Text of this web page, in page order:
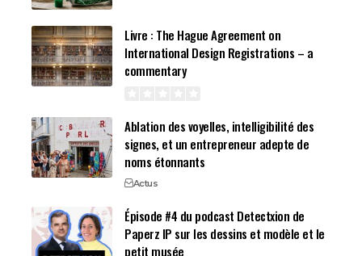
Livre : The Hague Agreement on
International Design Registrations – a
commentary
Ablation des voyelles, intelligibilité des
signes, et un entrepreneur adepte de
noms étonnants
Actus
Épisode #4 du podcast Detectxion de
Paperz IP sur les dessins et modèle et le
petit musée